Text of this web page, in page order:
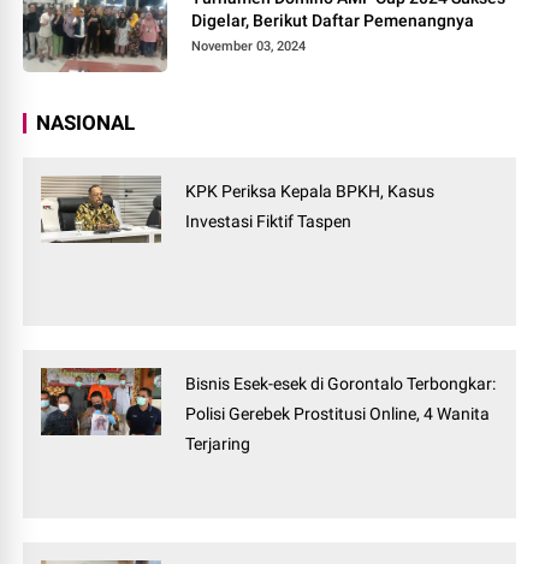
Digelar, Berikut Daftar Pemenangnya
November 03, 2024
NASIONAL
KPK Periksa Kepala BPKH, Kasus
Investasi Fiktif Taspen
Bisnis Esek-esek di Gorontalo Terbongkar:
Polisi Gerebek Prostitusi Online, 4 Wanita
Terjaring